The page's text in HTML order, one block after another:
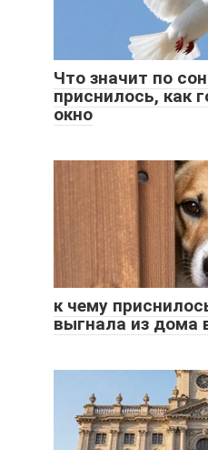
Что значит по
приснилось, как
окно
к чему
выгнала из дома